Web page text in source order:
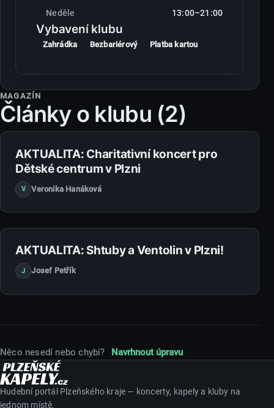
Neděle
13:00–21:00
Vybavení klubu
Zahrádka Bezbariérový Platba kartou
MAGAZÍN
Články o klubu (2)
AKTUALITA: Charitativní koncert pro
Dětské centrum v Plzni
V Veronika Hanáková
AKTUALITA: Shtuby a Ventolin v Plzni!
J Josef Petřík
Něco nesedí nebo chybí? Navrhnout úpravu
Hudební portál Plzeňského kraje — koncerty, kapely a kluby na
jednom místě.